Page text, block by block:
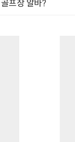
프장 알바?